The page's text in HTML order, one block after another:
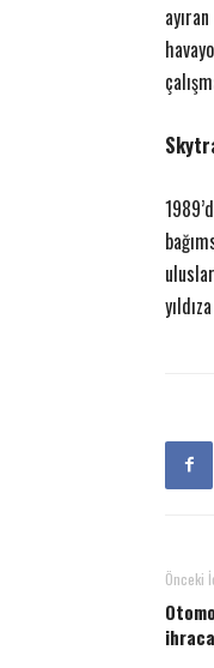
Önceki